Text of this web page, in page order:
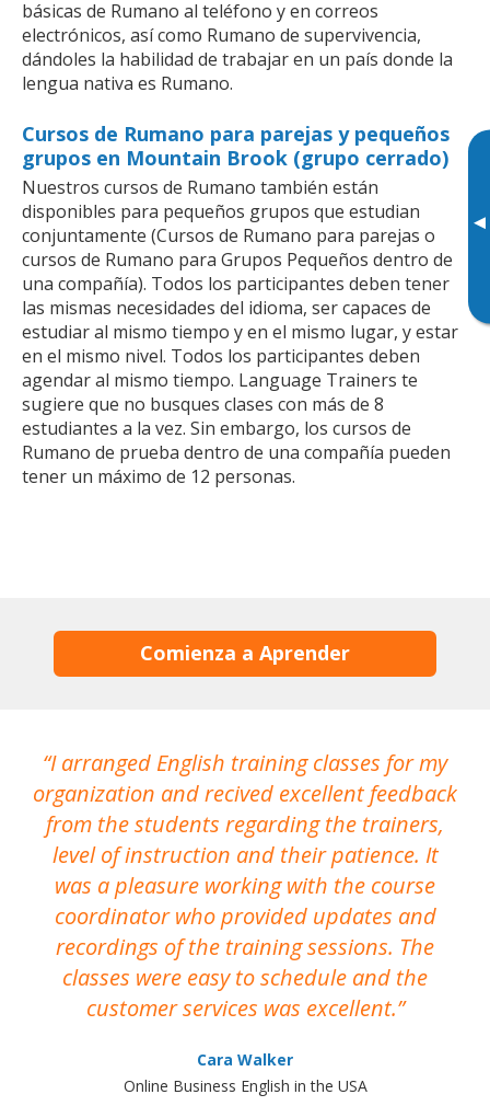
▸
básicas de Rumano al teléfono y en correos
electrónicos, así como Rumano de supervivencia,
dándoles la habilidad de trabajar en un país donde la
lengua nativa es Rumano.
Cursos de Rumano para parejas y pequeños
grupos en Mountain Brook (grupo cerrado)
Nuestros cursos de Rumano también están
disponibles para pequeños grupos que estudian
conjuntamente (Cursos de Rumano para parejas o
cursos de Rumano para Grupos Pequeños dentro de
una compañía). Todos los participantes deben tener
las mismas necesidades del idioma, ser capaces de
estudiar al mismo tiempo y en el mismo lugar, y estar
en el mismo nivel. Todos los participantes deben
agendar al mismo tiempo. Language Trainers te
sugiere que no busques clases con más de 8
estudiantes a la vez. Sin embargo, los cursos de
Rumano de prueba dentro de una compañía pueden
tener un máximo de 12 personas.
Comienza a Aprender
I arranged English training classes for my
organization and recived excellent feedback
from the students regarding the trainers,
level of instruction and their patience. It
was a pleasure working with the course
coordinator who provided updates and
recordings of the training sessions. The
classes were easy to schedule and the
customer services was excellent.
Cara Walker
Online Business English in the USA